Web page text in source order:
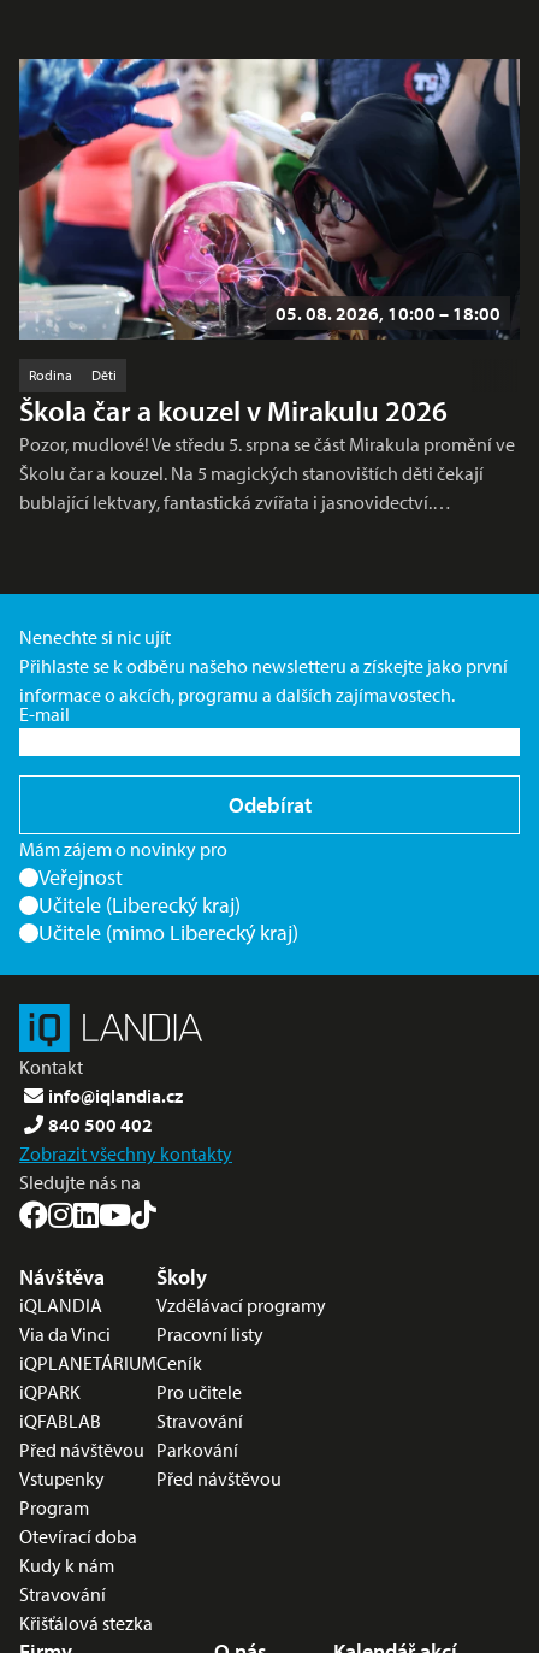
05. 08. 2026, 10:00 – 18:00
Rodina Děti
Škola čar a kouzel v Mirakulu 2026
Pozor, mudlové! Ve středu 5. srpna se část Mirakula promění ve
Školu čar a kouzel. Na 5 magických stanovištích děti čekají
bublající lektvary, fantastická zvířata i jasnovidectví.…
Nenechte si nic ujít
Přihlaste se k odběru našeho newsletteru a získejte jako první
informace o akcích, programu a dalších zajímavostech.
E-mail
Odebírat
Mám zájem o novinky pro
Veřejnost
Učitele (Liberecký kraj)
Učitele (mimo Liberecký kraj)
Kontakt
info@iqlandia.cz
840 500 402
Zobrazit všechny kontakty
Sledujte nás na
Nabídka v zápatí
Návštěva
iQLANDIA
Via da Vinci
iQPLANETÁRIUM
iQPARK
iQFABLAB
Před návštěvou
Vstupenky
Program
Otevírací doba
Kudy k nám
Stravování
Křišťálová stezka
Školy
Vzdělávací programy
Pracovní listy
Ceník
Pro učitele
Stravování
Parkování
Před návštěvou